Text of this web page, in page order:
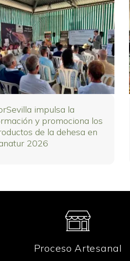
impulsa la
y promociona los
de la dehesa en
2026
Proceso Artesanal